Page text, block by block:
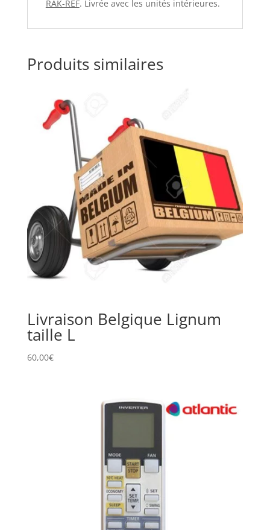
RAK-REF. Livrée avec les unités intérieures.
Produits similaires
Livraison Belgique Lignum
taille L
60,00€